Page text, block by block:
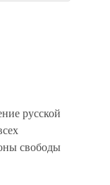
русской
свободы